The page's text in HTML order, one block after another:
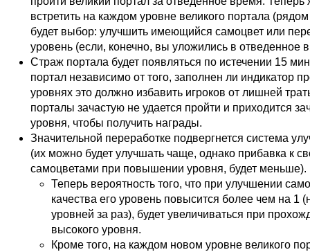
встретить на каждом уровне великого портала
будет выбор: улучшить имеющийся самоцвет или
уровень (если, конечно, вы уложились в отведенное
Страж портала будет появляться по истечении 15
портал независимо от того, заполнен ли индикатор
уровнях это должно избавить игроков от лишней
порталы зачастую не удается пройти и приходится
уровня, чтобы получить награды.
Значительной переработке подвергнется система
(их можно будет улучшать чаще, однако прибавка к
самоцветами при повышении уровня, будет меньше).
Теперь вероятность того, что при улучшении
качества его уровень повысится более чем на 1
уровней за раз), будет увеличиваться при
высокого уровня.
Кроме того, на каждом новом уровне великого